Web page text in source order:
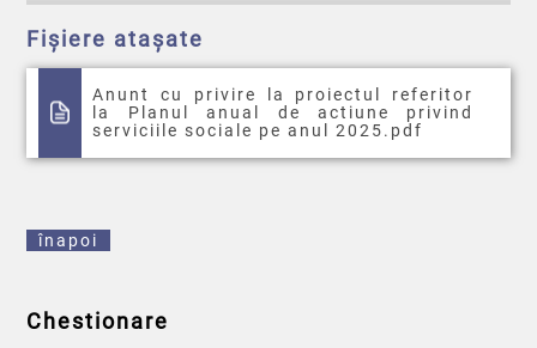
Fișiere atașate
Anunt cu privire la proiectul referitor
la Planul anual de actiune privind
serviciile sociale pe anul 2025.pdf
înapoi
Chestionare